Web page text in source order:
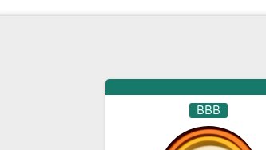
BBB